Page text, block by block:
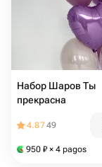
Набор Шаров Ты
прекрасна
4.8749
950 ₽ × 4 pagos